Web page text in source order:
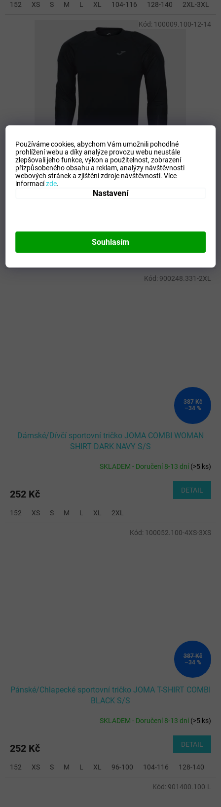
Používáme cookies, abychom Vám umožnili pohodlné
prohlížení webu a díky analýze provozu webu neustále
zlepšovali jeho funkce, výkon a použitelnost,zobrazení
přizpůsobeného obsahu a reklam, analýzy návštěvnosti
webových stránek a zjištění zdroje návštěvnosti.Více
informacízde.
Nastavení
Souhlasím
152 XS S M L XL 104-116 128-140 2XL-3XL
Pánské/Chlapecké brankářské tričko JOMA T-SHIRT
GOALKEEPER PROTECTION BLACK L/S
Kód: 100009.100-12-14
387 Kč
–34 %
Dámské/Dívčí sportovní tričko JOMA COMBI WOMAN
SHIRT DARK NAVY S/S
SKLADEM - Doručení 8-13 dní(>5 ks)
252 Kč DETAIL
152 XS S M L XL 2XL
Kód: 900248.331-2XL
387 Kč
–34 %
Pánské/Chlapecké sportovní tričko JOMA T-SHIRT COMBI
BLACK S/S
SKLADEM - Doručení 8-13 dní(>5 ks)
252 Kč DETAIL
152 XS S M L XL 96-100 104-116 128-140
Kód: 100052.100-4XS-3XS
Kód: 901400.100-L